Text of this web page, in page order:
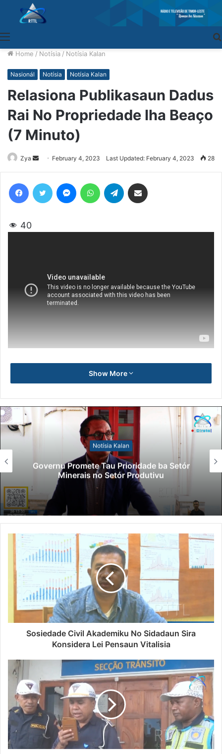
Home / Notísia / Notísia Kalan
Nasionál Notísia Notísia Kalan
Relasiona Publikasaun Dadus
Rai No Propriedade Iha Beaço
(7 Minuto)
Zya
Send
an
email
February 4, 2023 Last Updated: February 4, 2023 28
40
Show More
Notísia Kalan
Governu Promete Tau Prioridade ba Setór
Minerais no Setór Produtivu
Sosiedade Civil Akademiku No Sidadaun Sira
Konsidera Lei Pensaun Vitalisia